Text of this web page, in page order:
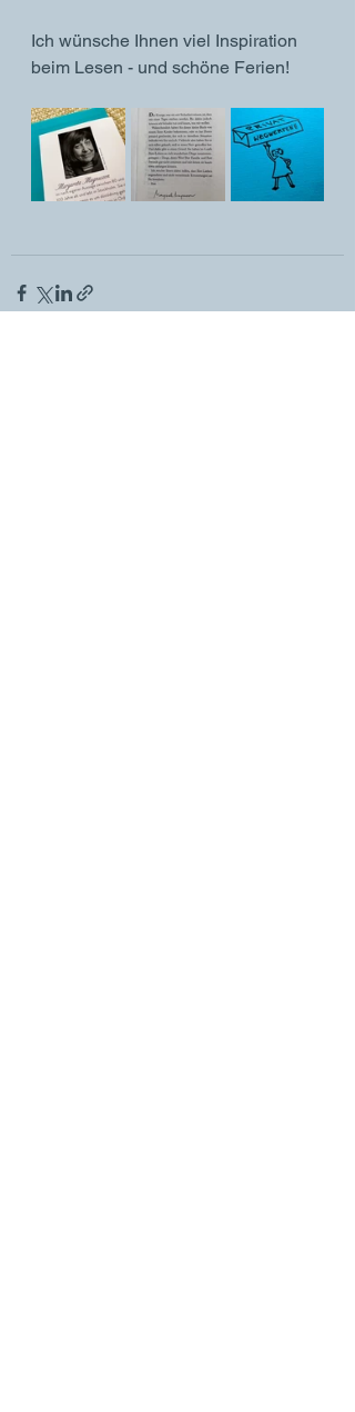
Ich wünsche Ihnen viel Inspiration
beim Lesen - und schöne Ferien!